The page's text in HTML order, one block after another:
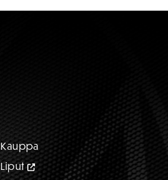
Kauppa
Liput